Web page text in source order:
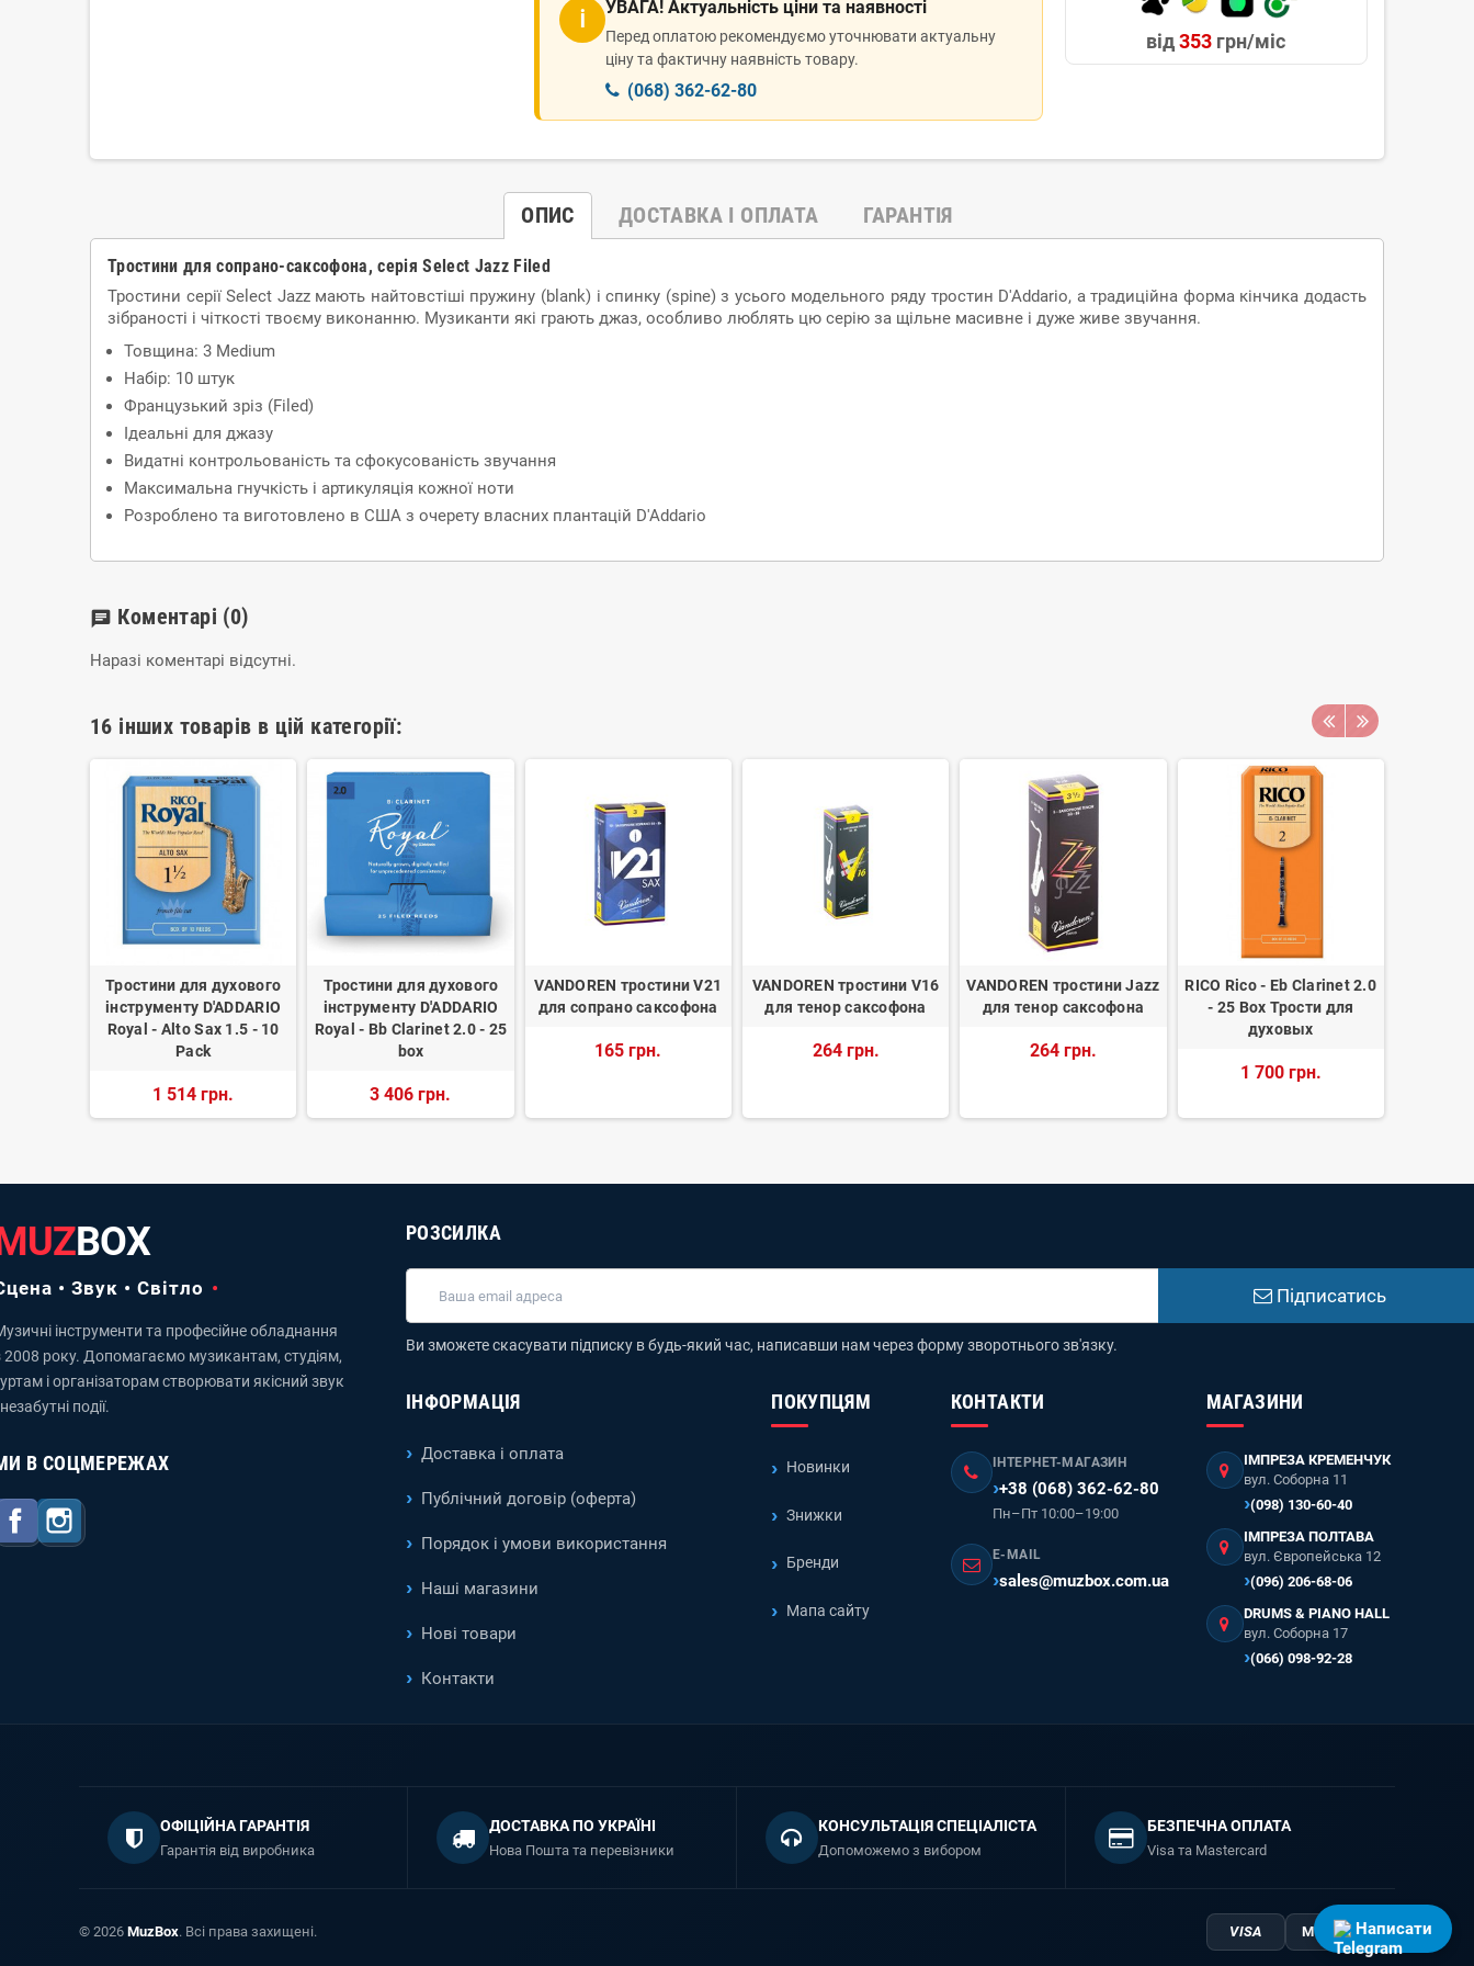
ℹ УВАГА! Актуальність ціни та наявності
Перед оплатою рекомендуємо уточнювати актуальну
ціну та фактичну наявність товару.
(068) 362-62-80
від353 грн/міс
ОПИС ДОСТАВКА І ОПЛАТА ГАРАНТІЯ
Тростини для сопрано-саксофона, серія Select Jazz Filed
Тростини серії Select Jazz мають найтовстіші пружину (blank) і спинку (spine) з усього модельного ряду тростин D'Addario, а традиційна форма кінчика додасть
зібраності і чіткості твоєму виконанню. Музиканти які грають джаз, особливо люблять цю серію за щільне масивне і дуже живе звучання.
Товщина: 3 Medium
Набір: 10 штук
Французький зріз (Filed)
Ідеальні для джазу
Видатні контрольованість та сфокусованість звучання
Максимальна гнучкість і артикуляція кожної ноти
Розроблено та виготовлено в США з очерету власних плантацій D'Addario
chat Коментарі (0)
Наразі коментарі відсутні.
16 інших товарів в цій категорії:
Тростини для духового
інструменту D'ADDARIO
Royal - Alto Sax 1.5 - 10
Pack
1 514 грн.
Тростини для духового
інструменту D'ADDARIO
Royal - Bb Clarinet 2.0 - 25
box
3 406 грн.
VANDOREN тростини V21
для сопрано саксофона
165 грн.
VANDOREN тростини V16
для тенор саксофона
264 грн.
VANDOREN тростини Jazz
для тенор саксофона
264 грн.
RICO Rico - Eb Clarinet 2.0
- 25 Box Трости для
духовых
1 700 грн.
BOX
• Звук • Світло
інструменти та професійне обладнання
2008 року. Допомагаємо музикантам, студіям,
і організаторам створювати якісний звук
незабутні події.
В СОЦМЕРЕЖАХ
Facebook
РОЗСИЛКА
Підписатись
Ви зможете скасувати підписку в будь-який час, написавши нам через форму зворотнього зв'язку.
ІНФОРМАЦІЯ
Доставка і оплата
Публічний договір (оферта)
Порядок і умови використання
Наші магазини
Нові товари
Контакти
ПОКУПЦЯМ
Новинки
Знижки
Бренди
Мапа сайту
КОНТАКТИ
ІНТЕРНЕТ-МАГАЗИН
+38 (068) 362-62-80
Пн–Пт 10:00–19:00
E-MAIL
sales@muzbox.com.ua
МАГАЗИНИ
ІМПРЕЗА КРЕМЕНЧУК
вул. Соборна 11
(098) 130-60-40
ІМПРЕЗА ПОЛТАВА
вул. Європейська 12
(096) 206-68-06
DRUMS & PIANO HALL
вул. Соборна 17
(066) 098-92-28
ОФІЦІЙНА ГАРАНТІЯ
Гарантія від виробника
ДОСТАВКА ПО УКРАЇНІ
Нова Пошта та перевізники
КОНСУЛЬТАЦІЯ СПЕЦІАЛІСТА
Допоможемо з вибором
БЕЗПЕЧНА ОПЛАТА
Visa та Mastercard
© 2026 MuzBox. Всі права захищені. VISA MastercardНаписати